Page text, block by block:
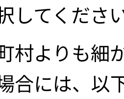
してくださ
村よりも細
合には、以